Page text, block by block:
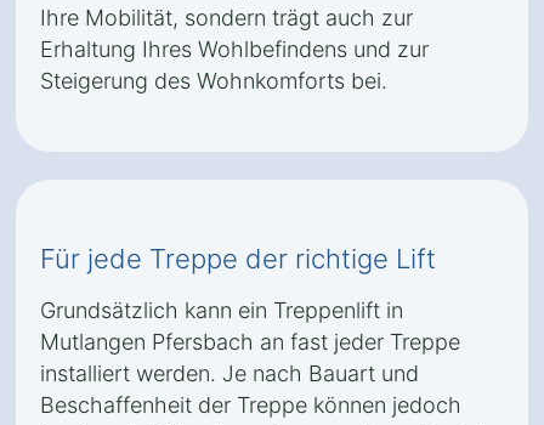
Ihre Mobilität, sondern trägt auch zur
Erhaltung Ihres Wohlbefindens und zur
Steigerung des Wohnkomforts bei.
Für jede Treppe der richtige Lift
Grundsätzlich kann ein Treppenlift in
Mutlangen Pfersbach an fast jeder Treppe
installiert werden. Je nach Bauart und
Beschaffenheit der Treppe können jedoch